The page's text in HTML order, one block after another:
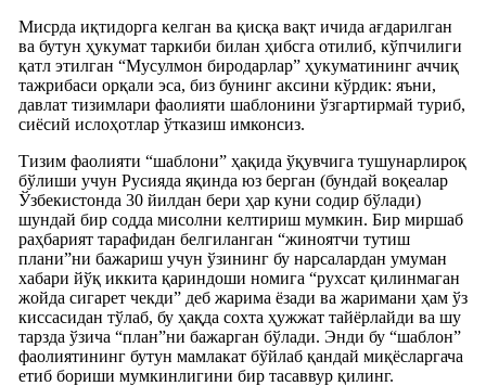
Мисрда иқтидорга келган ва қисқа вақт ичида ағдарилган
ва бутун ҳукумат таркиби билан ҳибсга отилиб, кўпчилиги
қатл этилган “Мусулмон биродарлар” ҳукуматининг аччиқ
тажрибаси орқали эса, биз бунинг аксини кўрдик: яъни,
давлат тизимлари фаолияти шаблонини ўзгартирмай туриб,
сиёсий ислоҳотлар ўтказиш имконсиз.
Тизим фаолияти “шаблони” ҳақида ўқувчига тушунарлироқ
бўлиши учун Русияда яқинда юз берган (бундай воқеалар
Ўзбекистонда 30 йилдан бери ҳар куни содир бўлади)
шундай бир содда мисолни келтириш мумкин. Бир миршаб
раҳбарият тарафидан белгиланган “жиноятчи тутиш
плани”ни бажариш учун ўзининг бу нарсалардан умуман
хабари йўқ иккита қариндоши номига “рухсат қилинмаган
жойда сигарет чекди” деб жарима ёзади ва жаримани ҳам ўз
киссасидан тўлаб, бу ҳақда сохта ҳужжат тайёрлайди ва шу
тарзда ўзича “план”ни бажарган бўлади. Энди бу “шаблон”
фаолиятининг бутун мамлакат бўйлаб қандай миқёсларгача
етиб бориши мумкинлигини бир тасаввур қилинг.